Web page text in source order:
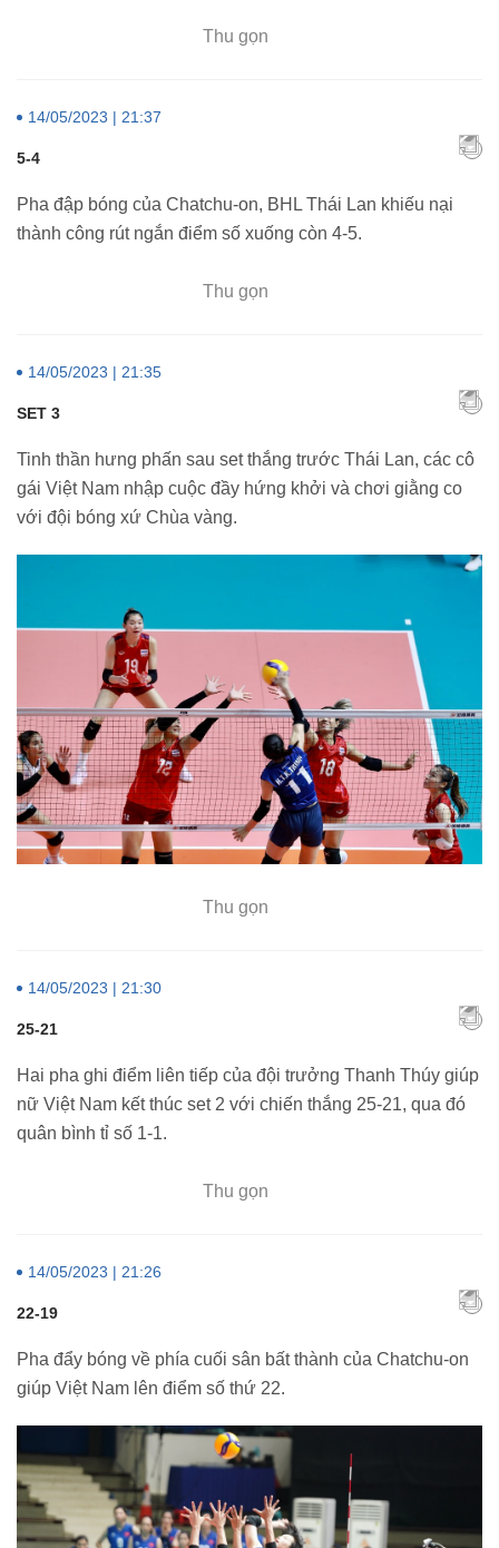
Thu gọn
14/05/2023 | 21:37
5-4
Pha đập bóng của Chatchu-on, BHL Thái Lan khiếu nại
thành công rút ngắn điểm số xuống còn 4-5.
Thu gọn
14/05/2023 | 21:35
SET 3
Tinh thần hưng phấn sau set thắng trước Thái Lan, các cô
gái Việt Nam nhập cuộc đầy hứng khởi và chơi giằng co
với đội bóng xứ Chùa vàng.
Thu gọn
14/05/2023 | 21:30
25-21
Hai pha ghi điểm liên tiếp của đội trưởng Thanh Thúy giúp
nữ Việt Nam kết thúc set 2 với chiến thắng 25-21, qua đó
quân bình tỉ số 1-1.
Thu gọn
14/05/2023 | 21:26
22-19
Pha đẩy bóng về phía cuối sân bất thành của Chatchu-on
giúp Việt Nam lên điểm số thứ 22.